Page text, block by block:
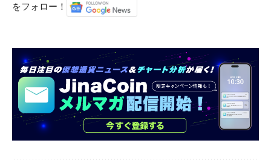
をフォロー！